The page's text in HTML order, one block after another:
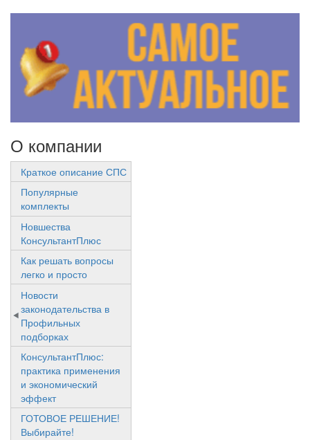
О компании
Краткое описание СПС
Популярные
комплекты
Новшества
КонсультантПлюс
Как решать вопросы
легко и просто
Новости
законодательства в
Профильных
подборках
КонсультантПлюс:
практика применения
и экономический
эффект
ГОТОВОЕ РЕШЕНИЕ!
Выбирайте!